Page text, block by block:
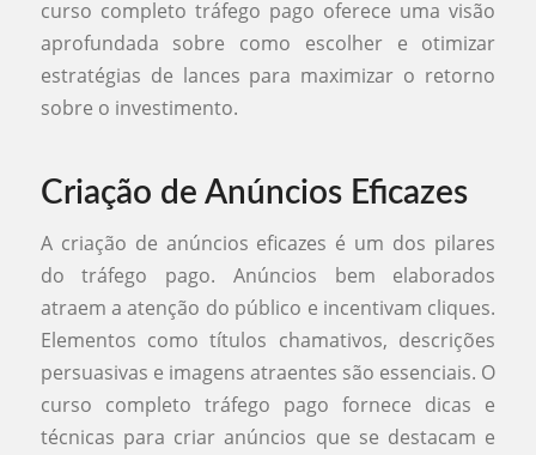
curso completo tráfego pago oferece uma visão
aprofundada sobre como escolher e otimizar
estratégias de lances para maximizar o retorno
sobre o investimento.
Criação de Anúncios Eficazes
A criação de anúncios eficazes é um dos pilares
do tráfego pago. Anúncios bem elaborados
atraem a atenção do público e incentivam cliques.
Elementos como títulos chamativos, descrições
persuasivas e imagens atraentes são essenciais. O
curso completo tráfego pago fornece dicas e
técnicas para criar anúncios que se destacam e